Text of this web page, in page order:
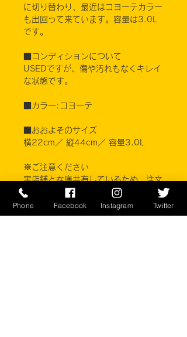
に切り替わり、最近はコヨーテカラー
も出回って来ています。容量は3.0L
です。
■コンディションについて
USEDですが、傷や汚れもなくキレイ
な状態です。
■カラー:コヨーテ
■おおよそのサイズ
横22cm／ 縦44cm／ 容量3.0L
※ご注意ください
実店舗と在庫共有しているため、注文
のタイミングにより売り切れとなって
しまう場合がございます。
お客様のご覧になっている環境により
Phone Facebook Instagram Twitter